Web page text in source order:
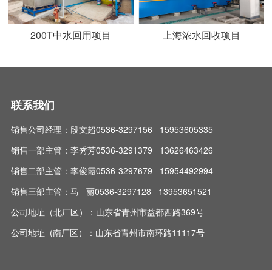
200T中水回用项目 上海浓水回收项目
联系我们
销售公司经理：段文超0536-3297156 15953605335
销售一部主管：李秀芳0536-3291379 13626463426
销售二部主管：李俊霞0536-3297679 15954492994
销售三部主管：马 丽0536-3297128 13953651521
公司地址（北厂区）：山东省青州市益都西路369号
公司地址 (南厂区）：山东省青州市南环路11117号